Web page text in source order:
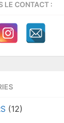
LE CONTACT :
(12)